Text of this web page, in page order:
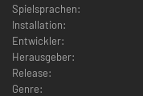
Spielsprachen:
Installation:
Entwickler:
Herausgeber:
Release:
Genre: